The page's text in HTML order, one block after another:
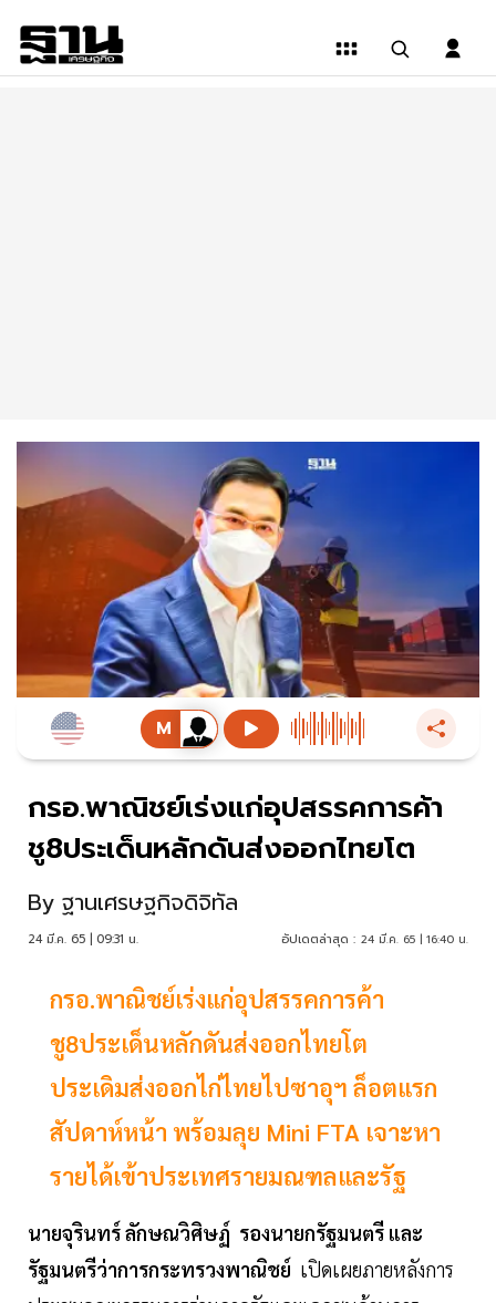
กรอ.พาณิชย์เร่งแก่อุปสรรคการค้า
ชู8ประเด็นหลักดันส่งออกไทยโต
By ฐานเศรษฐกิจดิจิทัล
24 มี.ค. 65 | 09:31 น. อัปเดตล่าสุด : 24 มี.ค. 65 | 16:40 น.
กรอ.พาณิชย์เร่งแก่อุปสรรคการค้า
ชู8ประเด็นหลักดันส่งออกไทยโต
ประเดิมส่งออกไก่ไทยไปซาอุฯ ล็อตแรก
สัปดาห์หน้า พร้อมลุย Mini FTA เจาะหา
รายได้เข้าประเทศรายมณฑลและรัฐ
นายจุรินทร์ ลักษณวิศิษฏ์ รองนายกรัฐมนตรี และ
รัฐมนตรีว่าการกระทรวงพาณิชย์ เปิดเผยภายหลังการ